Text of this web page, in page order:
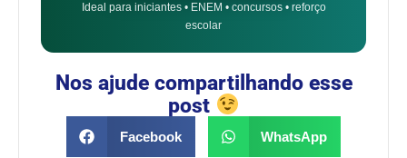
Ideal para iniciantes • ENEM • concursos • reforço
escolar
Nos ajude compartilhando esse
post
Facebook WhatsApp